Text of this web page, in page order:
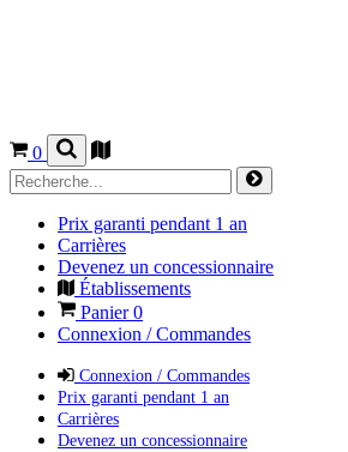
0
Prix garanti pendant 1 an
Carrières
Devenez un concessionnaire
Établissements
Panier0
Connexion / Commandes
Connexion / Commandes
Prix garanti pendant 1 an
Carrières
Devenez un concessionnaire